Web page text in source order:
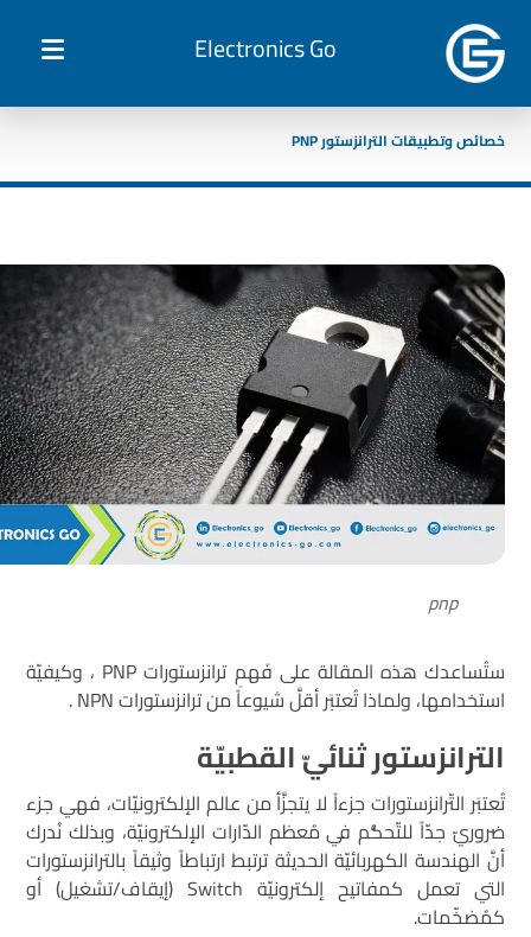
Electronics Go
خصائص وتطبيقات الترانزستور PNP
pnp
ستُساعدك هذه المقالة على فَهمِ ترانزستورات PNP ، وكيفيّة
استخدامها، ولماذا تُعتبَر أقلَّ شيوعاً من ترانزستورات NPN .
الترانزستور ثنائيّ القطبيّة
تُعتبَر التّرانزستورات جزءاً لا يتجزَّأ من عالم الإلكترونيّات، فهي جزء
ضروريّ جدّاً للتّحكُّم في مُعظم الدّارات الإلكترونيّة، وبذلك نُدرك
أنَّ الهندسة الكهربائيّة الحديثة ترتبط ارتباطاً وثيقاً بالترانزستورات
التي تعمل كمفاتيح إلكترونيّة Switch (إيقاف/تشغيل) أو
كمُضخّمات.